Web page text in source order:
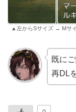
▲左からSサイズ → Mサ
既に
再DL